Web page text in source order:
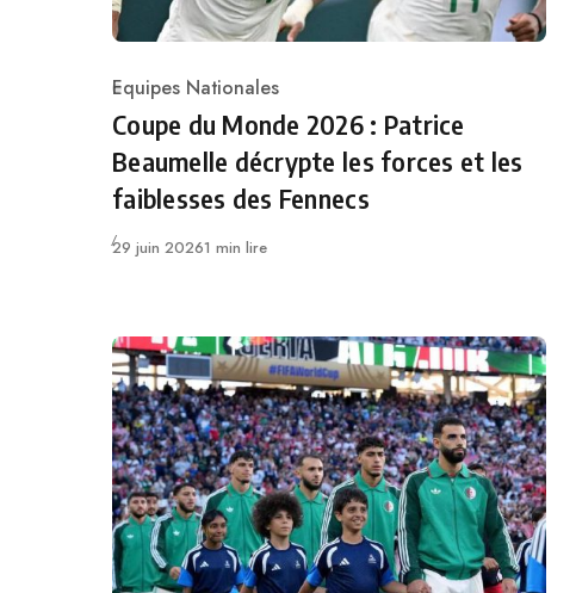
Category
Equipes Nationales
Coupe du Monde 2026 : Patrice
Beaumelle décrypte les forces et les
faiblesses des Fennecs
Publié
29 juin 20261 min lire